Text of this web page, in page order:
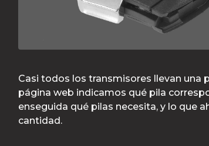
Casi todos los transmisores llevan una
página web indicamos qué pila
enseguida qué pilas necesita, y lo que
cantidad.